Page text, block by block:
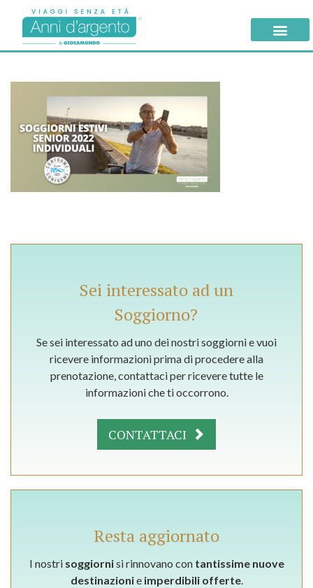
Sei interessato ad un
Soggiorno?
Se sei interessato ad uno dei nostri soggiorni e vuoi
ricevere informazioni prima di procedere alla
prenotazione, contattaci per ricevere tutte le
informazioni che ti occorrono.
CONTATTACI
Resta aggiornato
I nostri soggiornisi rinnovano con tantissime nuove
destinazionie imperdibili offerte.